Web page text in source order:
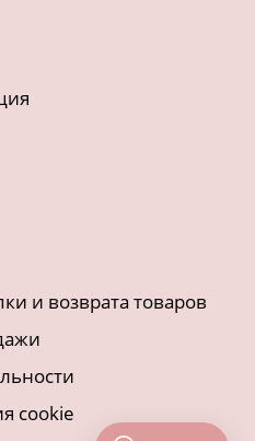
и возврата товаров
cookie